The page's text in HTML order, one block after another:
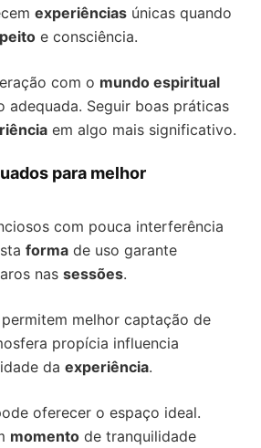
experiências únicas quando
e consciência.
com o mundo espiritual
adequada. Seguir boas práticas
em algo mais significativo.
para melhor
com pouca interferência
forma de uso garante
nas sessões.
melhor captação de
propícia influencia
da experiência.
oferecer o espaço ideal.
momento de tranquilidade